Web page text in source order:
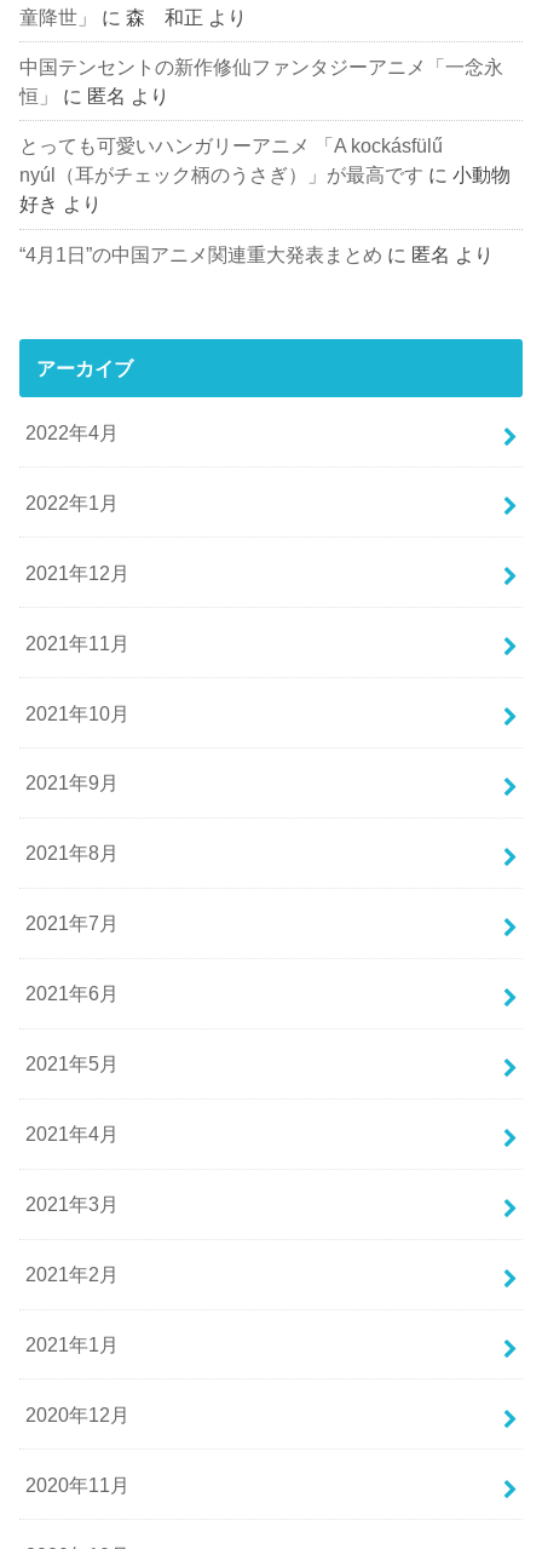
童降世」
に森 和正 より
中国テンセントの新作修仙ファンタジーアニメ「一念永
恒」
に 匿名 より
とっても可愛いハンガリーアニメ 「A kockásfülű
nyúl（耳がチェック柄のうさぎ）」が最高です に小動物
好き より
“4月1日”の中国アニメ関連重大発表まとめ に 匿名 より
アーカイブ
2022年4月
2022年1月
2021年12月
2021年11月
2021年10月
2021年9月
2021年8月
2021年7月
2021年6月
2021年5月
2021年4月
2021年3月
2021年2月
2021年1月
2020年12月
2020年11月